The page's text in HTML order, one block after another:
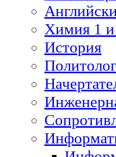
Химия 1
История